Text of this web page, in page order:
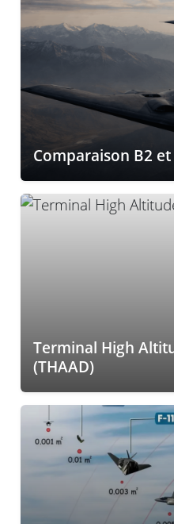
Comparaison B2 et
Terminal High
(THAAD)